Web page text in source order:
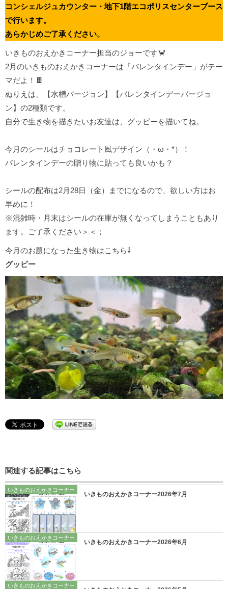
コンシェルジュカウンター・地下1階エコポリスセンターブース
で行います。
あらかじめご了承ください。
いきものおえかきコーナー担当のジョーです🦀
2月のいきものおえかきコーナーは「バレンタインデー」がテー
マだよ！🍫
ぬりえは、【水槽バージョン】【バレンタインデーバージョ
ン】の2種類です。
自分で生き物を描きたいお友達は、グッピーを描いてね。
今月のシールはチョコレート風デザイン（・ω・*）！
バレンタインデーの贈り物に貼っても良いかも？
シールの配布は2月28日（金）までになるので、欲しい方はお
早めに！
※混雑時・月末はシールの在庫が無くなってしまうこともあり
ます。ご了承ください＞＜；
今月のお題になった生き物はこちら⇩
グッピー
関連する記事はこちら
いきものおえかきコーナー
いきものおえかきコーナー2026年7月
いきものおえかきコーナー
いきものおえかきコーナー2026年6月
いきものおえかきコーナー